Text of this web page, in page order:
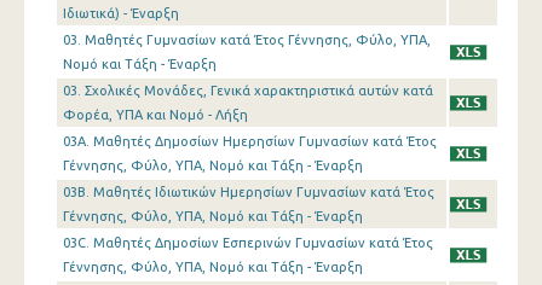
Ιδιωτικά) - Έναρξη
03. Μαθητές Γυμνασίων κατά Έτος Γέννησης, Φύλο, ΥΠΑ,
Νομό και Τάξη - Έναρξη
03. Σχολικές Μονάδες, Γενικά χαρακτηριστικά αυτών κατά
Φορέα, ΥΠΑ και Νομό - Λήξη
03A. Μαθητές Δημοσίων Ημερησίων Γυμνασίων κατά Έτος
Γέννησης, Φύλο, ΥΠΑ, Νομό και Τάξη - Έναρξη
03B. Μαθητές Ιδιωτικών Ημερησίων Γυμνασίων κατά Έτος
Γέννησης, Φύλο, ΥΠΑ, Νομό και Τάξη - Έναρξη
03C. Μαθητές Δημοσίων Εσπερινών Γυμνασίων κατά Έτος
Γέννησης, Φύλο, ΥΠΑ, Νομό και Τάξη - Έναρξη